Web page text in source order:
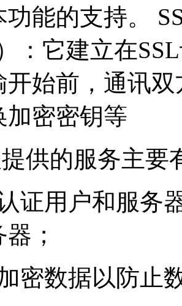
能的支持。
：它建立在
开始前，通讯
加密密钥等
供的服务主要
用户和服务器
；
数据以防止